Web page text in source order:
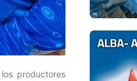
productores